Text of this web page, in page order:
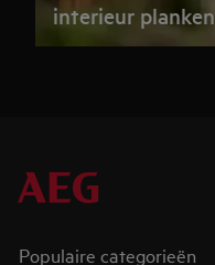
interieur planken
Populaire categorieën